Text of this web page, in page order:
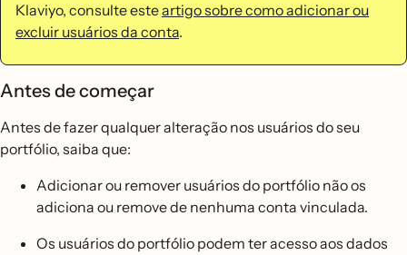
Klaviyo, consulte esteartigo sobre como adicionar ou
excluir usuários da conta.
Antes de começar
Antes de fazer qualquer alteração nos usuários do seu
portfólio, saiba que:
Adicionar ou remover usuários do portfólio não os
adiciona ou remove de nenhuma conta vinculada.
Os usuários do portfólio podem ter acesso aos dados